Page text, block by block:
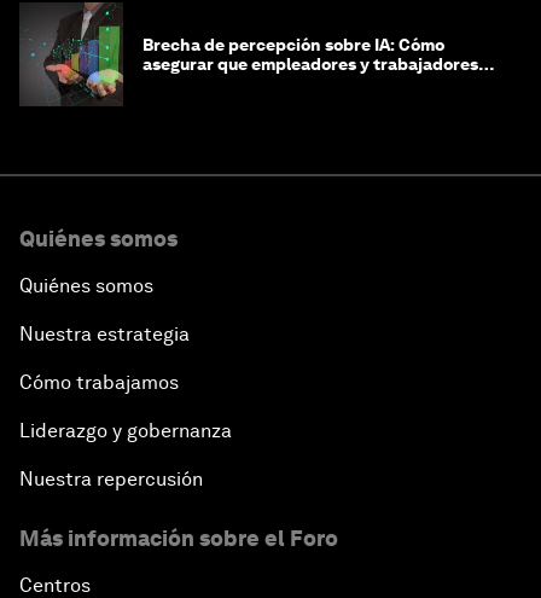
Brecha de percepción sobre IA: Cómo
asegurar que empleadores y trabajadores
Quiénes somos
Quiénes somos
Nuestra estrategia
Cómo trabajamos
Liderazgo y gobernanza
Nuestra repercusión
Más información sobre el Foro
Centros